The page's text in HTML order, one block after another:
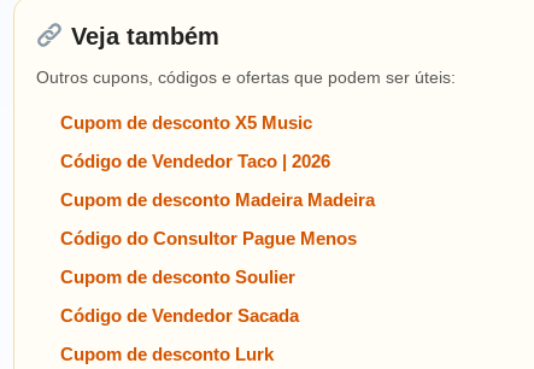
Veja também
Outros cupons, códigos e ofertas que podem ser úteis:
Cupom de desconto X5 Music
Código de Vendedor Taco | 2026
Cupom de desconto Madeira Madeira
Código do Consultor Pague Menos
Cupom de desconto Soulier
Código de Vendedor Sacada
Cupom de desconto Lurk